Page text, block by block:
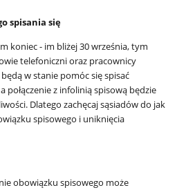
spisania się
koniec - im bliżej 30 września, tym
telefoniczni oraz pracownicy
w stanie pomóc się spisać
połączenie z infolinią spisową będzie
Dlatego zachęcaj sąsiadów do jak
spisowego i uniknięcia
obowiązku spisowego może